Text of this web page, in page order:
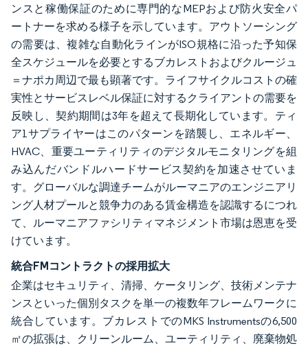
ンスと稼働保証のために専門的なMEPおよび防火安全パ
ートナーを求める様子を示しています。アウトソーシング
の需要は、複雑な自動化ラインがISO規格に沿った予知保
全スケジュールを必要とするブカレストおよびクルージュ
＝ナポカ周辺で最も顕著です。ライフサイクルコストの確
実性とサービスレベル保証に対するクライアントの需要を
反映し、契約期間は3年を超えて長期化しています。ティ
ア1サプライヤーはこのパターンを踏襲し、エネルギー、
HVAC、重要ユーティリティのデジタルモニタリングを組
み込んだバンドルハードサービス契約を加速させていま
す。グローバルな調達チームがルーマニアのエンジニアリ
ング人材プールと競争力のある賃金構造を認識するにつれ
て、ルーマニアファシリティマネジメント市場は恩恵を受
けています。
統合FMコントラクトの採用拡大
企業はセキュリティ、清掃、ケータリング、技術メンテナ
ンスといった個別タスクを単一の複数年フレームワークに
統合しています。ブカレストでのMKS Instrumentsの6,500
㎡の拡張は、クリーンルーム、ユーティリティ、廃棄物処